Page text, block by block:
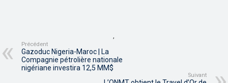
,
Précédent
Gazoduc Nigeria-Maroc | La
Compagnie pétrolière nationale
nigériane investira 12,5 MM$
Suivant